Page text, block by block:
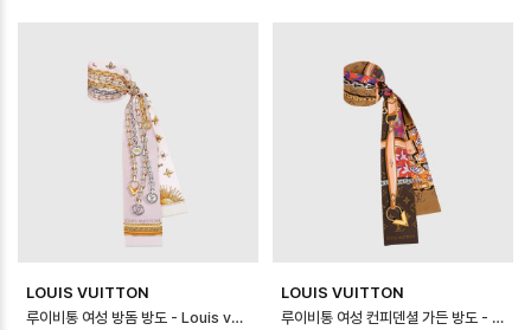
LOUIS VUITTON
루이비통 여성 방돔 방도 - Louis vuitton Womens Vendôme Bande…
LOUIS VUITTON
루이비통 여성 컨피덴셜 가든 방도 - Louis vuitton Womens Confiden…